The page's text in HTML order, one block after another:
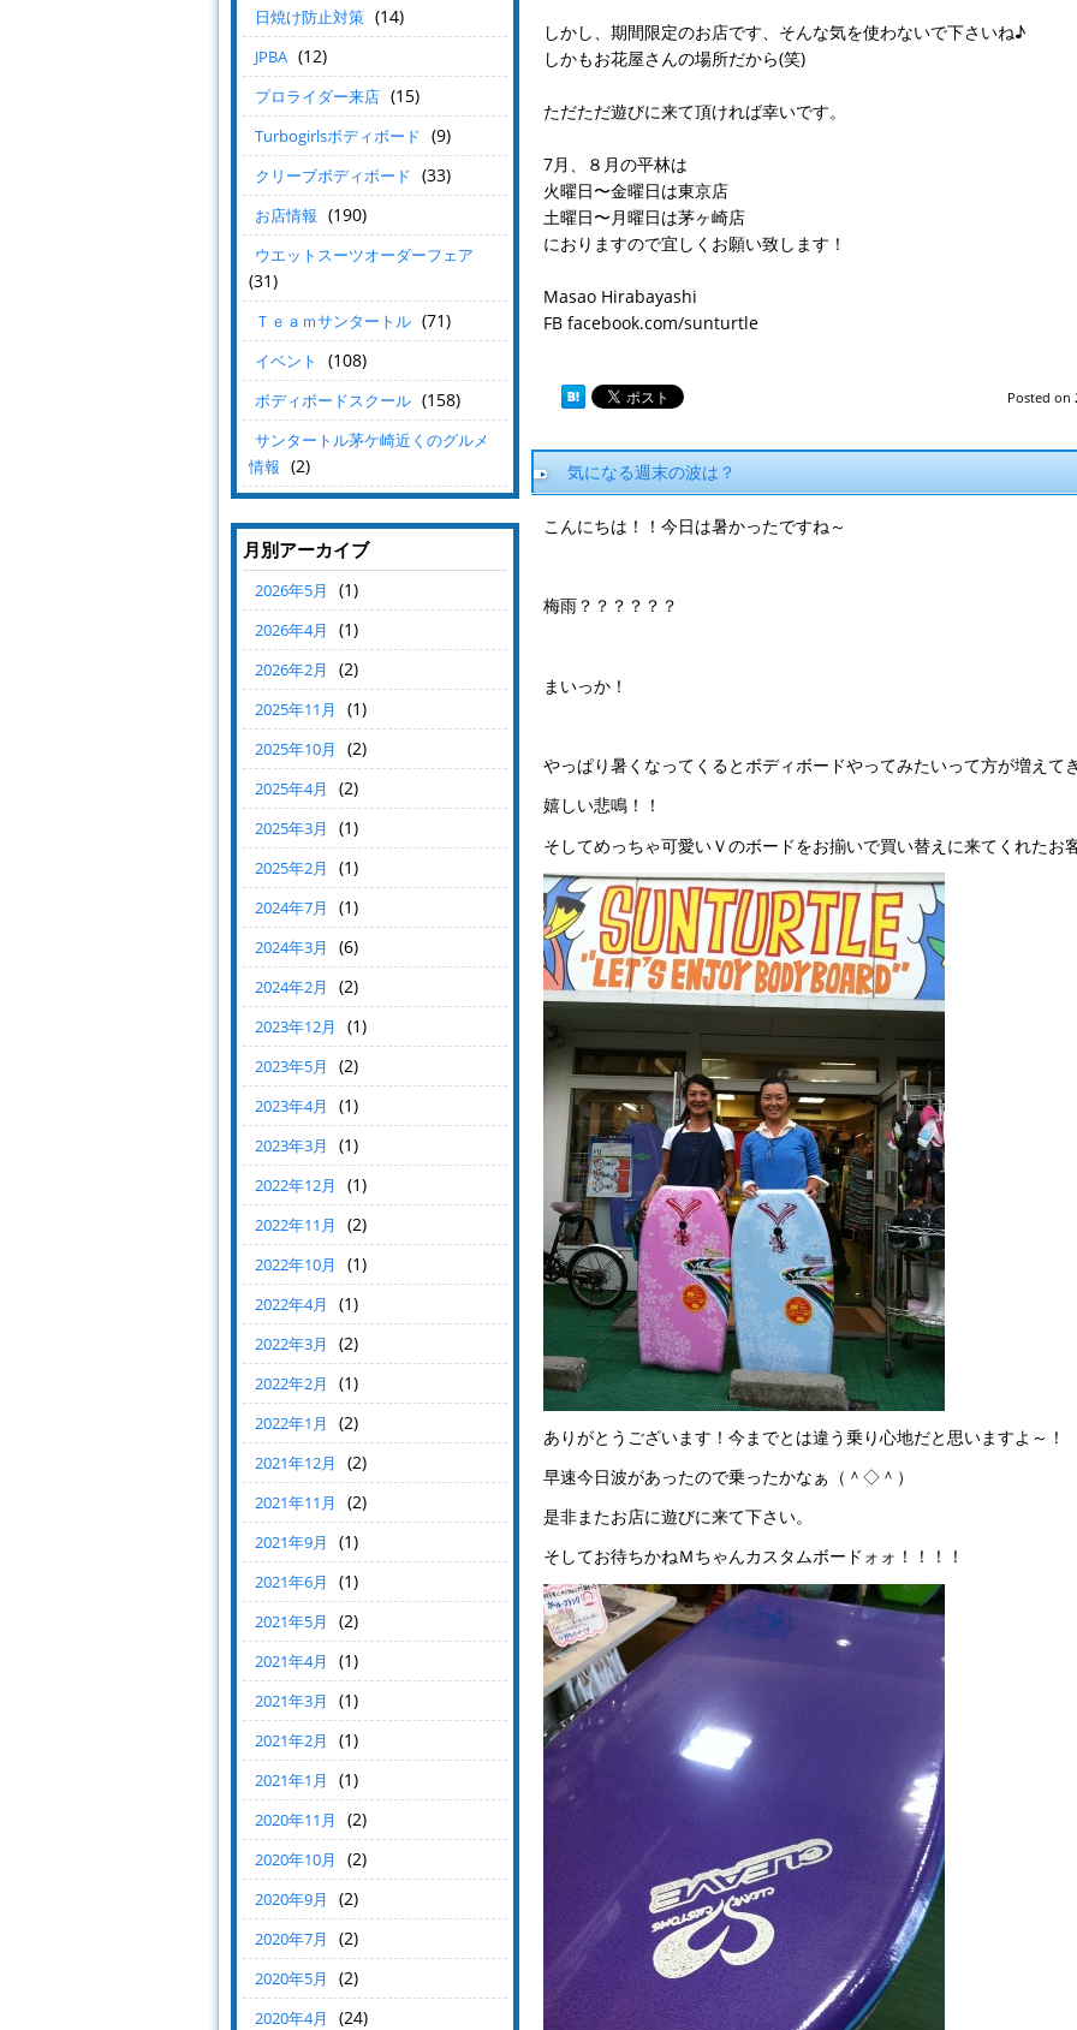
しかし、期間限定のお店です、そんな気を使わないで下さいね♪
しかもお花屋さんの場所だから(笑)
ただただ遊びに来て頂ければ幸いです。
7月、８月の平林は
火曜日〜金曜日は東京店
土曜日〜月曜日は茅ヶ崎店
におりますので宜しくお願い致します！
Masao Hirabayashi
FB facebook.com/sunturtle
Posted on
気になる週末の波は？
こんにちは！！今日は暑かったですね～
梅雨？？？？？？
まいっか！
やっぱり暑くなってくるとボディボードやってみたいって方が増えて
嬉しい悲鳴！！
そしてめっちゃ可愛いＶのボードをお揃いで買い替えに来てくれたお
ありがとうございます！今までとは違う乗り心地だと思いますよ～！
早速今日波があったので乗ったかなぁ（＾◇＾）
是非またお店に遊びに来て下さい。
そしてお待ちかねＭちゃんカスタムボードォォ！！！！
日焼け防止対策 (14)
JPBA (12)
プロライダー来店 (15)
Turbogirlsボディボード (9)
クリーブボディボード (33)
お店情報 (190)
ウエットスーツオーダーフェア
(31)
Ｔｅａｍサンタートル (71)
イベント (108)
ボディボードスクール (158)
サンタートル茅ケ崎近くのグルメ
情報 (2)
月別アーカイブ
2026年5月 (1)
2026年4月 (1)
2026年2月 (2)
2025年11月 (1)
2025年10月 (2)
2025年4月 (2)
2025年3月 (1)
2025年2月 (1)
2024年7月 (1)
2024年3月 (6)
2024年2月 (2)
2023年12月 (1)
2023年5月 (2)
2023年4月 (1)
2023年3月 (1)
2022年12月 (1)
2022年11月 (2)
2022年10月 (1)
2022年4月 (1)
2022年3月 (2)
2022年2月 (1)
2022年1月 (2)
2021年12月 (2)
2021年11月 (2)
2021年9月 (1)
2021年6月 (1)
2021年5月 (2)
2021年4月 (1)
2021年3月 (1)
2021年2月 (1)
2021年1月 (1)
2020年11月 (2)
2020年10月 (2)
2020年9月 (2)
2020年7月 (2)
2020年5月 (2)
2020年4月 (24)